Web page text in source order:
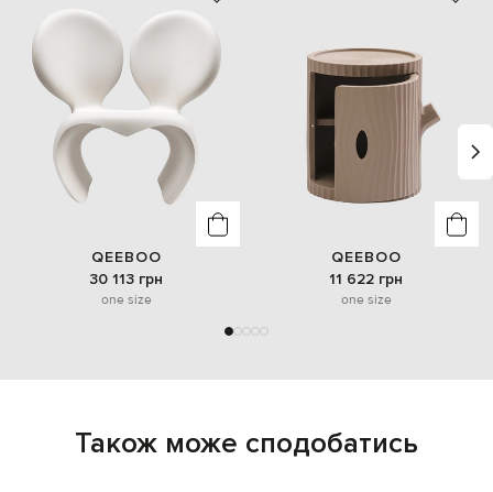
QEEBOO
30 113 грн
one size
QEEBOO
11 622 грн
one size
Також може сподобатись